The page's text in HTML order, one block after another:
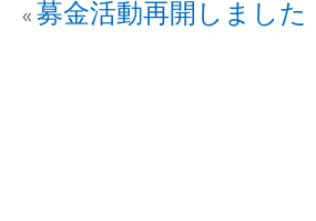
« 募金活動再開しました